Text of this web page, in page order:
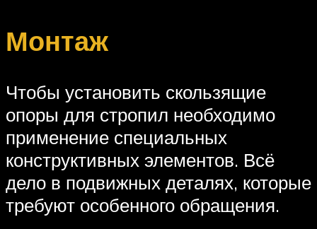
Монтаж
Чтобы установить скользящие
опоры для стропил необходимо
применение специальных
конструктивных элементов. Всё
дело в подвижных деталях, которые
требуют особенного обращения.